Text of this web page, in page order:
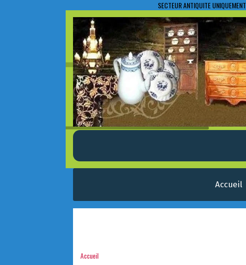
SECTEUR ANTIQUITE
Accueil
Accueil